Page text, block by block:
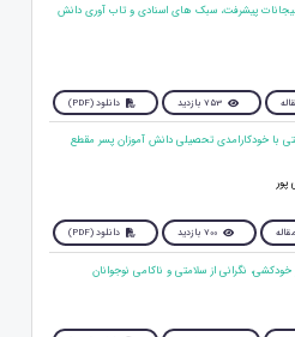
پیشرفت، سبک های اسنادی و تاب آوری دانش
753 بازدید دانلود (PDF)
با خودکارامدی تحصیلی دانش آموزان پسر مقطع
پور
700 بازدید دانلود (PDF)